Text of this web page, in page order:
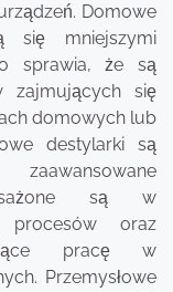
Domowe
się mniejszymi
sprawia, że są
zajmujących się
domowych lub
destylarki są
są w
procesów oraz
pracę w
Przemysłowe